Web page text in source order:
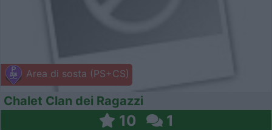
Area di sosta (PS+CS)
Chalet Clan dei Ragazzi
10 1